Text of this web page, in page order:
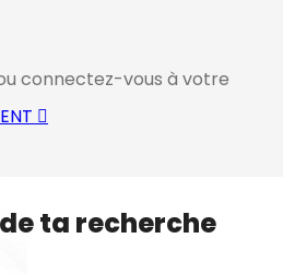
connectez-vous à votre
ta recherche